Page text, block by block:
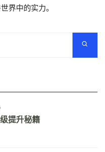
界中的实力。
提升秘籍